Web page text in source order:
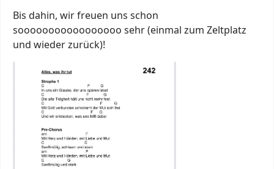
Bis dahin, wir freuen uns schon
sooooooooooooooooo sehr (einmal zum Zeltplatz
und wieder zurück)!